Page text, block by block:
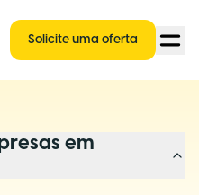
Solicite uma oferta
em